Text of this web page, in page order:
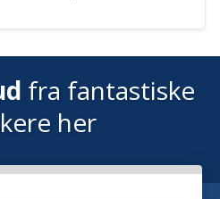
fra fantastiske
her